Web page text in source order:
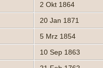
2 Okt 1864
20 Jan 1871
5 Mrz 1854
10 Sep 1863